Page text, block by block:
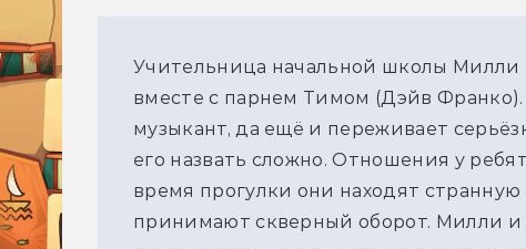
Учительница начальной школы Милли
вместе с парнем Тимом (Дэйв
музыкант, да ещё и переживает
его назвать сложно. Отношения у
время прогулки они находят
принимают скверный оборот. Милли